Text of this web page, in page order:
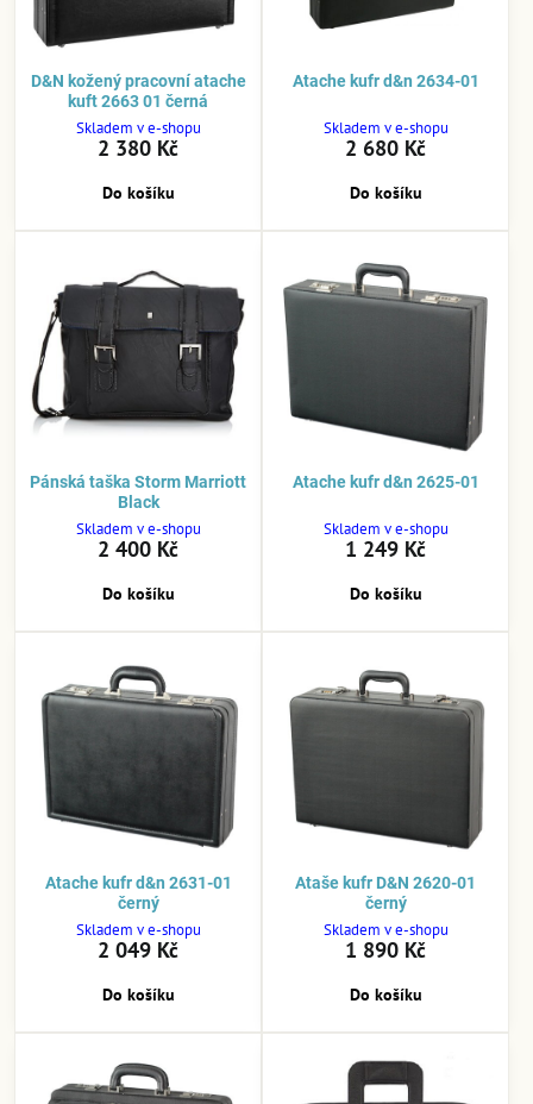
D&N kožený pracovní atache
kuft 2663 01 černá
Skladem v e-shopu
2 380 Kč
Do košíku
Atache kufr d&n 2634-01
Skladem v e-shopu
2 680 Kč
Do košíku
Pánská taška Storm Marriott
Black
Skladem v e-shopu
2 400 Kč
Do košíku
Atache kufr d&n 2625-01
Skladem v e-shopu
1 249 Kč
Do košíku
Atache kufr d&n 2631-01
černý
Skladem v e-shopu
2 049 Kč
Do košíku
Ataše kufr D&N 2620-01
černý
Skladem v e-shopu
1 890 Kč
Do košíku